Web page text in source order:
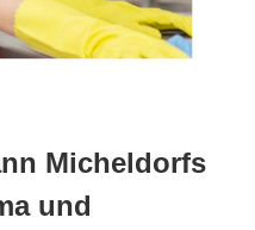
Micheldorfs
und